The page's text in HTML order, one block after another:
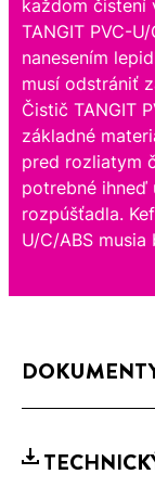
každom čistení
TANGIT PVC-
nanesením
musí odstrániť
Čistič TANGIT
základné
pred rozliatym
potrebné ihneď
rozpúšťadla.
U/C/ABS